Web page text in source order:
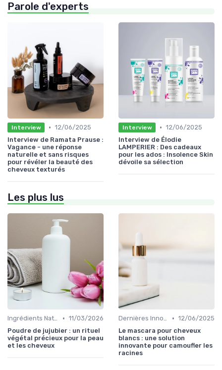
Parole d'experts
Interview • 12/06/2025
Interview de Ramata Prause :
Vagance - une réponse
naturelle et sans risques
pour révéler la beauté des
cheveux texturés
Interview • 12/06/2025
Interview de Élodie
LAMPERIER : Des cadeaux
pour les ados : Insolence Skin
dévoile sa sélection
Les plus lus
Ingrédients Naturels et Leurs Propriétés • 11/03/2026
Poudre de jujubier : un rituel
végétal précieux pour la peau
et les cheveux
Dernières Innovations • 12/06/2025
Le mascara pour cheveux
blancs : une solution
innovante pour camoufler les
racines